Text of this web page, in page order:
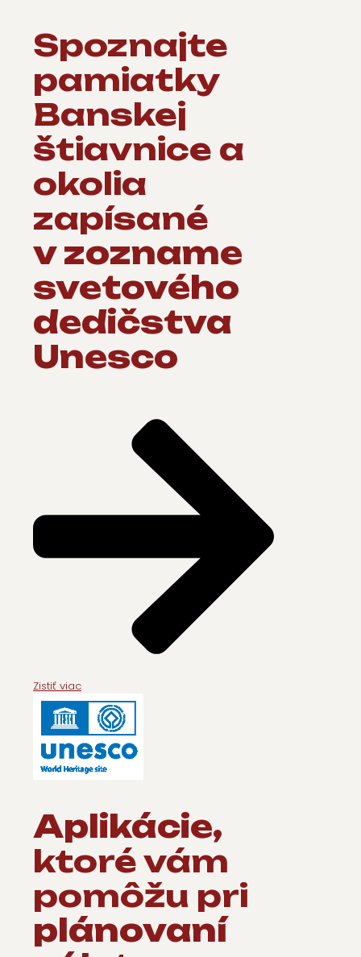
Spoznajte
pamiatky
Banskej
štiavnice a
okolia
zapísané
v zozname
svetového
dedičstva
Unesco
Zistiť viac
Aplikácie,
ktoré vám
pomôžu pri
plánovaní